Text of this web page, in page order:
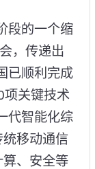
段的一个缩
，传递出
已顺利完成
项关键技术
代智能化综
移动通信
、安全等